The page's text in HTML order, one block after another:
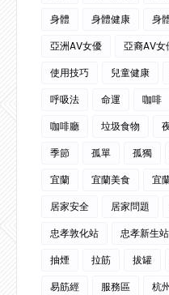
身體
身體健康 身
亞洲AV女優
亞裔AV女
使用技巧
兒童健康
呼吸法
命運 咖啡
咖啡廳
垃圾食物
季節
孤單 孤獨
宜蘭
宜蘭美食 宜
居家安全
居家問題
忠孝敦化站
忠孝新生站
抽煙
拉筋 拔罐
易筋經
服務區 杭